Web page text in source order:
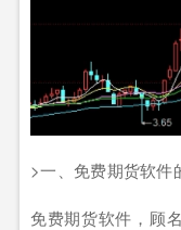
>一、免费期货软件
免费期货软件，顾